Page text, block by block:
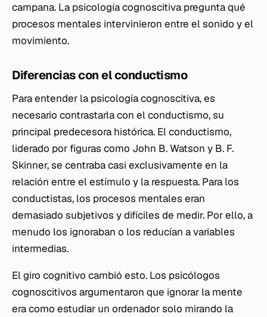
campana. La psicología cognoscitiva pregunta qué
procesos mentales intervinieron entre el sonido y el
movimiento.
Diferencias con el conductismo
Para entender la psicología cognoscitiva, es
necesario contrastarla con el conductismo, su
principal predecesora histórica. El conductismo,
liderado por figuras como John B. Watson y B. F.
Skinner, se centraba casi exclusivamente en la
relación entre el estímulo y la respuesta. Para los
conductistas, los procesos mentales eran
demasiado subjetivos y difíciles de medir. Por ello, a
menudo los ignoraban o los reducían a variables
intermedias.
El giro cognitivo cambió esto. Los psicólogos
cognoscitivos argumentaron que ignorar la mente
era como estudiar un ordenador solo mirando la